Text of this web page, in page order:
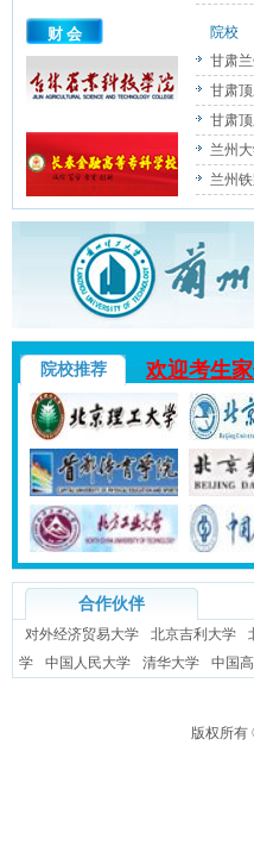
财 会 院校
甘肃
甘肃
甘肃
兰州
兰州
院校推荐 欢迎考生
合作伙伴
对外经济贸易大学 北京吉利大学
学
中国人民大学 清华大学 中国
版权所有